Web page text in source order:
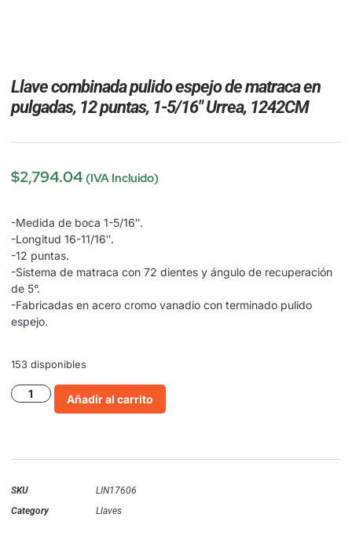
Llave combinada pulido espejo de matraca en
pulgadas, 12 puntas, 1-5/16″ Urrea, 1242CM
$2,794.04 (IVA Incluido)
-Medida de boca 1-5/16″.
-Longitud 16-11/16″.
-12 puntas.
-Sistema de matraca con 72 dientes y ángulo de recuperación
de 5°.
-Fabricadas en acero cromo vanadio con terminado pulido
espejo.
153 disponibles
Añadir al carrito
SKU
LIN17606
Category
Llaves